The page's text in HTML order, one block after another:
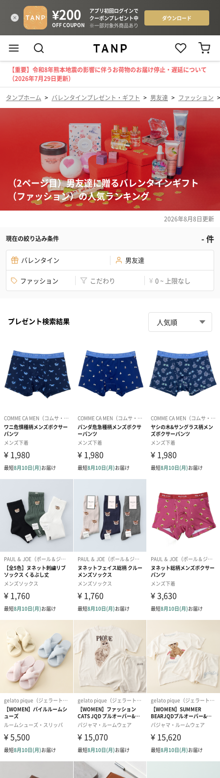
【重要】令和8年熊本地震の影響に伴うお荷物のお届け停止・遅延について
（2026年7月29日更新）
タンプホーム > バレンタインプレゼント・ギフト > 男友達 > ファッション
（2ページ目）男友達に贈るバレンタインギフト
（ファッション）の人気ランキング
2026年8月8日更新
現在の絞り込み条件 -件
バレンタイン 男友達
ファッション こだわり ¥ 0 ~ 上限なし
プレゼント検索結果